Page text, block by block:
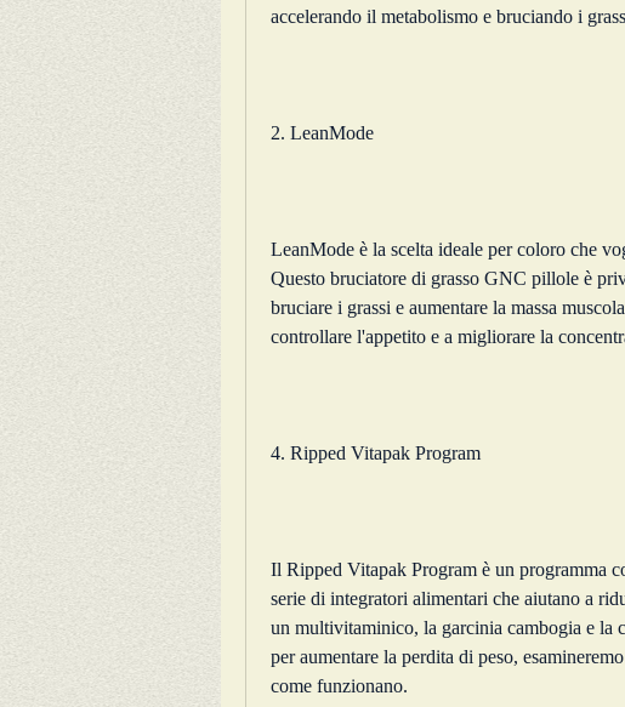
accelerando il metabolismo e bruciando i
2. LeanMode
LeanMode è la scelta ideale per coloro che
Questo bruciatore di grasso GNC pillole è
bruciare i grassi e aumentare la massa
controllare l'appetito e a migliorare la
4. Ripped Vitapak Program
Il Ripped Vitapak Program è un programma
serie di integratori alimentari che aiutano a
un multivitaminico, la garcinia cambogia e la
per aumentare la perdita di peso,
come funzionano.